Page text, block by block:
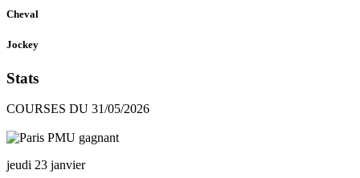
Cheval
Jockey
Stats
COURSES DU 31/05/2026
jeudi 23 janvier